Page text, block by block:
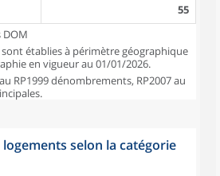
55
DOM
établies à périmètre géographique
en vigueur au 01/01/2026.
RP1999 dénombrements, RP2007 au
logements selon la catégorie